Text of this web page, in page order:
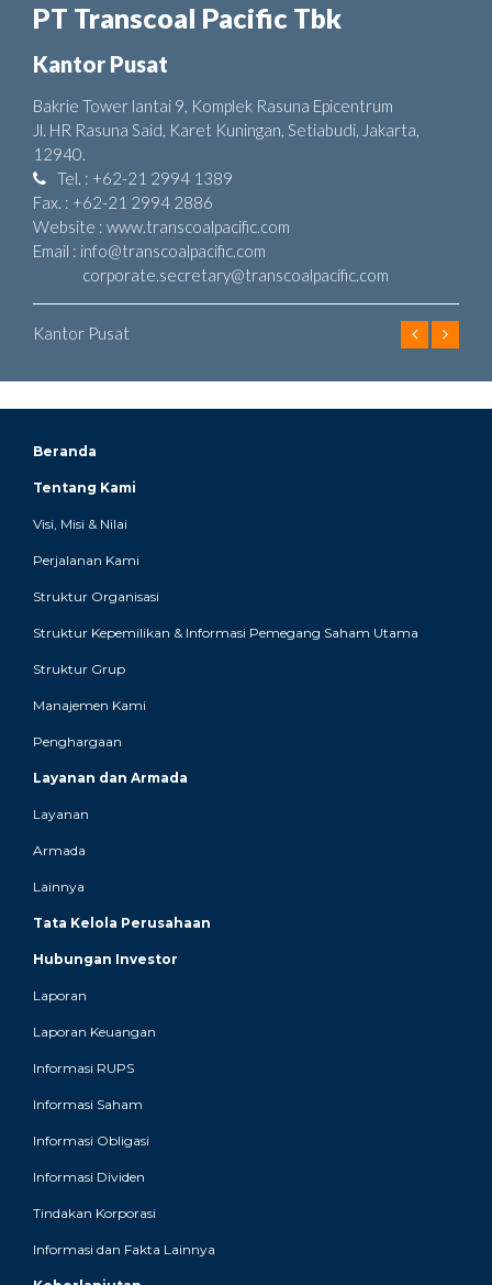
PT Transcoal Pacific Tbk
Kantor Pusat
Bakrie Tower lantai 9, Komplek Rasuna Epicentrum
Jl. HR Rasuna Said, Karet Kuningan, Setiabudi, Jakarta,
12940.
Tel. : +62-21 2994 1389
Fax. : +62-21 2994 2886
Website : www.transcoalpacific.com
Email : info@transcoalpacific.com
corporate.secretary@transcoalpacific.com
Kantor Pusat
Beranda
Tentang Kami
Visi, Misi & Nilai
Perjalanan Kami
Struktur Organisasi
Struktur Kepemilikan & Informasi Pemegang Saham Utama
Struktur Grup
Manajemen Kami
Penghargaan
Layanan dan Armada
Layanan
Armada
Lainnya
Tata Kelola Perusahaan
Hubungan Investor
Laporan
Laporan Keuangan
Informasi RUPS
Informasi Saham
Informasi Obligasi
Informasi Dividen
Tindakan Korporasi
Informasi dan Fakta Lainnya